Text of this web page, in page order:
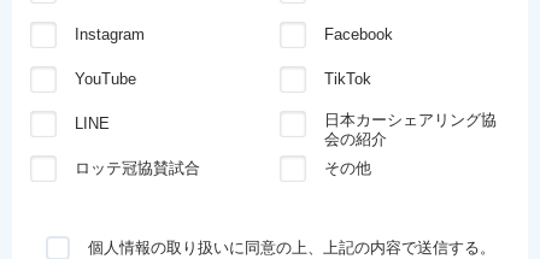
Instagram Facebook
YouTube TikTok
LINE
日本カーシェアリング協
会の紹介
ロッテ冠協賛試合
その他
個人情報の取り扱いに同意の上、上記の内容で送信する。